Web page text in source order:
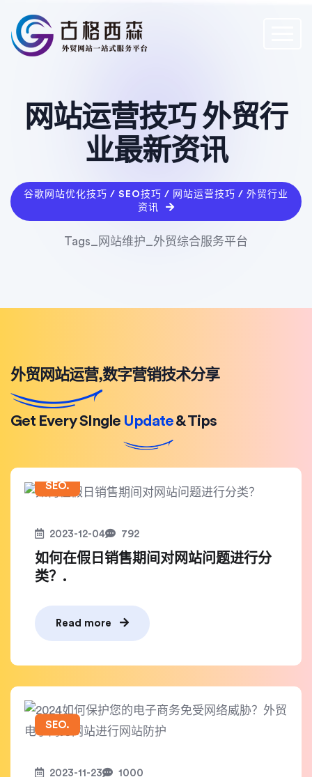
网站运营技巧 外贸行
业最新资讯
谷歌网站优化技巧 / SEO技巧 / 网站运营技巧 / 外贸行业
资讯
Tags_网站维护_外贸综合服务平台
外贸网站运营,数字营销技术分享
Get Every SIngle Update& Tips
SEO.
2023-12-04 792
如何在假日销售期间对网站问题进行分
类？.
Read more
SEO.
2023-11-23 1000